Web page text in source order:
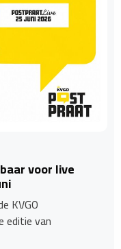
voor live
KVGO
editie van